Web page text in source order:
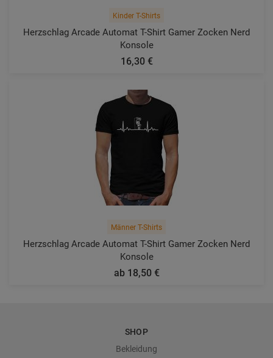
Kinder T-Shirts
Herzschlag Arcade Automat T-Shirt Gamer Zocken Nerd
Konsole
16,30 €
Männer T-Shirts
Herzschlag Arcade Automat T-Shirt Gamer Zocken Nerd
Konsole
ab 18,50 €
SHOP
Bekleidung